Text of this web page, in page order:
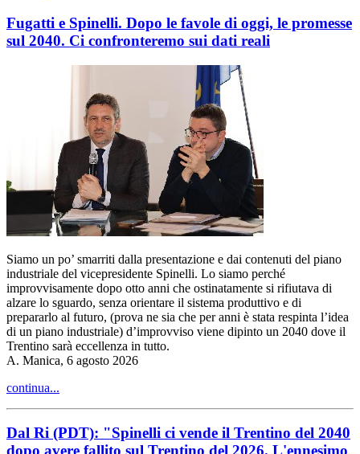
Fugatti e Spinelli. Dopo le favole di oggi, le promesse
sul 2040. Ci confronteremo sui dati reali
Siamo un po’ smarriti dalla presentazione e dai contenuti del piano
industriale del vicepresidente Spinelli. Lo siamo perché
improvvisamente dopo otto anni che ostinatamente si rifiutava di
alzare lo sguardo, senza orientare il sistema produttivo e di
prepararlo al futuro, (prova ne sia che per anni è stata respinta l’idea
di un piano industriale) d’improvviso viene dipinto un 2040 dove il
Trentino sarà eccellenza in tutto.
A. Manica, 6 agosto 2026
continua...
Dal Ri (PDT): "Spinelli ci vende il Trentino del 2040